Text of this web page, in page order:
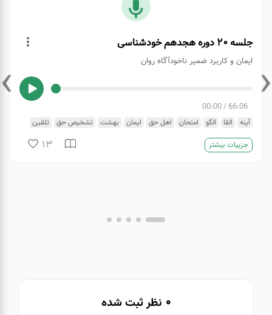
جلسه 20 دوره هجدهم خودشناسی
ایمان و کاربرد ضمیر ناخودآگاه روان
66:06
/
00:00
آینه القا الگو امتحان اهل حق ایمان بهشت تشخیص حق
تلقین
رهبانیت
روان مربی
ناخودآگاه
هدایت
هیپنوتیزم
جزییات بیشتر 13
‹
›
0 نظر ثبت شده